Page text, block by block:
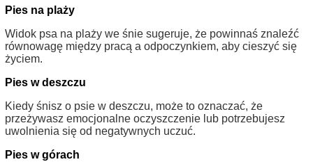
Pies na plaży
Widok psa na plaży we śnie sugeruje, że powinnaś znaleźć
równowagę między pracą a odpoczynkiem, aby cieszyć się
życiem.
Pies w deszczu
Kiedy śnisz o psie w deszczu, może to oznaczać, że
przeżywasz emocjonalne oczyszczenie lub potrzebujesz
uwolnienia się od negatywnych uczuć.
Pies w górach